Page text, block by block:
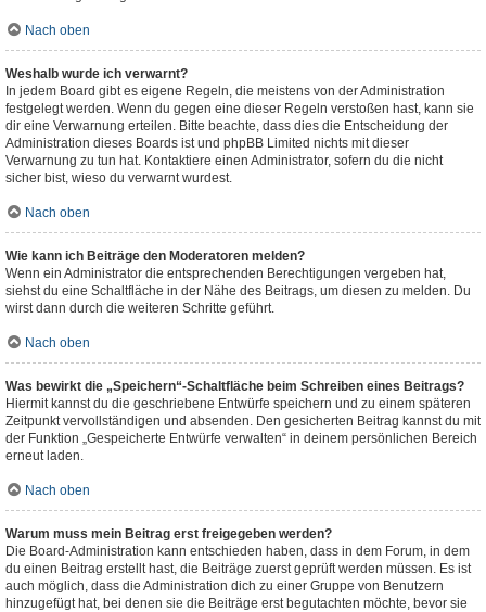
Nach oben
Weshalb wurde ich verwarnt?
In jedem Board gibt es eigene Regeln, die meistens von der Administration
festgelegt werden. Wenn du gegen eine dieser Regeln verstoßen hast, kann sie
dir eine Verwarnung erteilen. Bitte beachte, dass dies die Entscheidung der
Administration dieses Boards ist und phpBB Limited nichts mit dieser
Verwarnung zu tun hat. Kontaktiere einen Administrator, sofern du die nicht
sicher bist, wieso du verwarnt wurdest.
Nach oben
Wie kann ich Beiträge den Moderatoren melden?
Wenn ein Administrator die entsprechenden Berechtigungen vergeben hat,
siehst du eine Schaltfläche in der Nähe des Beitrags, um diesen zu melden. Du
wirst dann durch die weiteren Schritte geführt.
Nach oben
Was bewirkt die „Speichern“-Schaltfläche beim Schreiben eines Beitrags?
Hiermit kannst du die geschriebene Entwürfe speichern und zu einem späteren
Zeitpunkt vervollständigen und absenden. Den gesicherten Beitrag kannst du mit
der Funktion „Gespeicherte Entwürfe verwalten“ in deinem persönlichen Bereich
erneut laden.
Nach oben
Warum muss mein Beitrag erst freigegeben werden?
Die Board-Administration kann entschieden haben, dass in dem Forum, in dem
du einen Beitrag erstellt hast, die Beiträge zuerst geprüft werden müssen. Es ist
auch möglich, dass die Administration dich zu einer Gruppe von Benutzern
hinzugefügt hat, bei denen sie die Beiträge erst begutachten möchte, bevor sie